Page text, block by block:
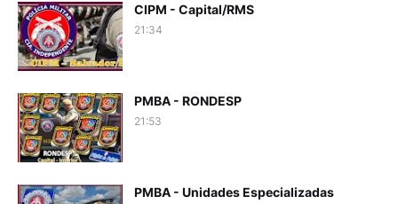
CIPM - Capital/RMS
21:34
PMBA - RONDESP
21:53
PMBA - Unidades Especializadas